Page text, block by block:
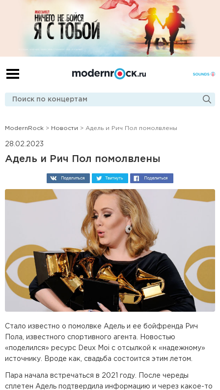
ModernRock > Новости > Адель и Рич Пол помолвлены
28.02.2023
Адель и Рич Пол помолвлены
Стало известно о помолвке Адель и ее бойфренда Рич
Пола, известного спортивного агента. Новостью
«поделился» ресурс Deux Moi с отсылкой к «надежному»
источнику. Вроде как, свадьба состоится этим летом.
Пара начала встречаться в 2021 году. После череды
сплетен Адель подтвердила информацию и через какое-то